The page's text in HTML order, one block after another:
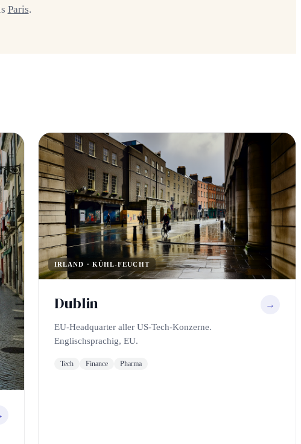
Paris.
IRLAND · KÜHL-FEUCHT
Dublin →
EU-Headquarter aller US-Tech-Konzerne.
Englischsprachig, EU.
Tech Finance Pharma